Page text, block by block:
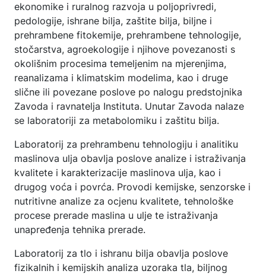
ekonomike i ruralnog razvoja u poljoprivredi,
pedologije, ishrane bilja, zaštite bilja, biljne i
prehrambene fitokemije, prehrambene tehnologije,
stočarstva, agroekologije i njihove povezanosti s
okolišnim procesima temeljenim na mjerenjima,
reanalizama i klimatskim modelima, kao i druge
slične ili povezane poslove po nalogu predstojnika
Zavoda i ravnatelja Instituta. Unutar Zavoda nalaze
se laboratoriji za metabolomiku i zaštitu bilja.
Laboratorij za prehrambenu tehnologiju i analitiku
maslinova ulja obavlja poslove analize i istraživanja
kvalitete i karakterizacije maslinova ulja, kao i
drugog voća i povrća. Provodi kemijske, senzorske i
nutritivne analize za ocjenu kvalitete, tehnološke
procese prerade maslina u ulje te istraživanja
unapređenja tehnika prerade.
Laboratorij za tlo i ishranu bilja obavlja poslove
fizikalnih i kemijskih analiza uzoraka tla, biljnog